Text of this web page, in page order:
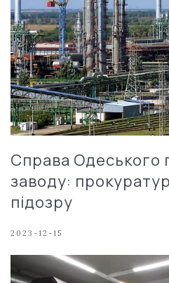
Справа Одеського
заводу:
підозру
2023-12-15